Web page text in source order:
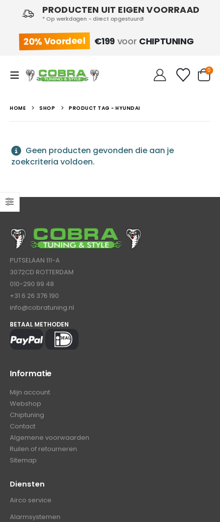
PRODUCTEN UIT EIGEN VOORRAAD
* Op werkdagen - direct opgestuurd!
20% Voordeel €199 voor CHIPTUNING
0
HOME SHOP PRODUCT TAG - HYUNDAI
Geen producten gevonden die aan je
zoekcriteria voldoen.
PUTSELAAN 111-A
3072CD ROTTERDAM
010-290 99 48
+31 6 26 376 190
info@cobratuning.nl
BETAAL METHODEN
Informatie
Mijn account
Webshop
Chiptuning
Contact
Algemene voorwaarden
Ruilen of retourneren
Sitemap
Diensten
Airco service
Alarmsystemen